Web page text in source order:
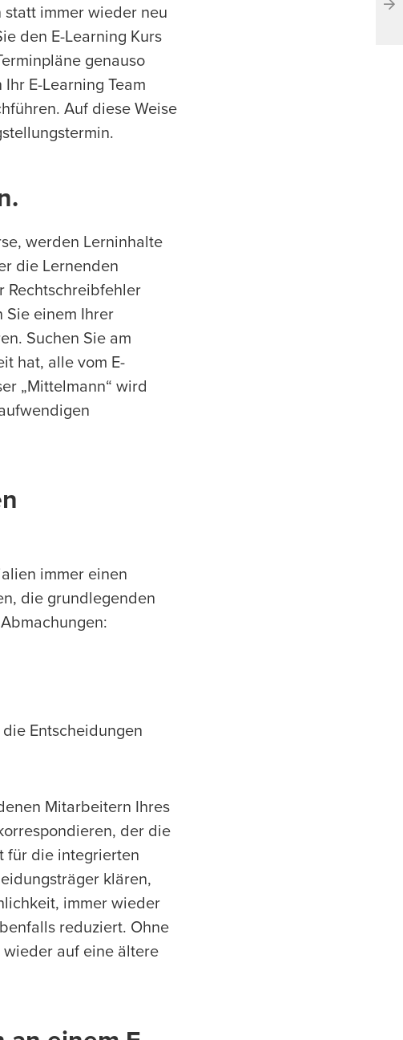
statt immer wieder neu
den E-Learning Kurs
genauso
E-Learning Team
Auf diese Weise
werden Lerninhalte
die Lernenden
Rechtschreibfehler
Sie einem Ihrer
Suchen Sie am
hat, alle vom E-
„Mittelmann“ wird
immer einen
die grundlegenden
Entscheidungen
Mitarbeitern Ihres
der die
für die integrierten
klären,
immer wieder
reduziert. Ohne
wieder auf eine ältere